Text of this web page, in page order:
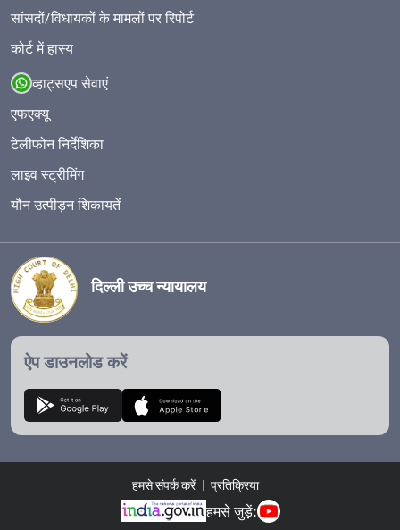
सांसदों/विधायकों के मामलों पर रिपोर्ट
कोर्ट में हास्य
व्हाट्सएप सेवाएं
एफएक्यू
टेलीफोन निर्देशिका
लाइव स्ट्रीमिंग
यौन उत्पीड़न शिकायतें
दिल्ली उच्च न्यायालय
ऐप डाउनलोड करें
हमसे संपर्क करें प्रतिक्रिया
हमसे जुड़ें: